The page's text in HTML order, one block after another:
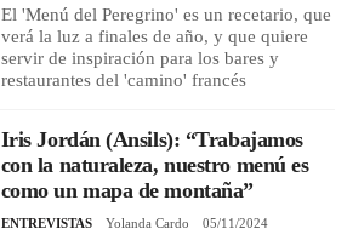
El 'Menú del Peregrino' es un recetario, que
verá la luz a finales de año, y que quiere
servir de inspiración para los bares y
restaurantes del 'camino' francés
Iris Jordán (Ansils): “Trabajamos
con la naturaleza, nuestro menú es
como un mapa de montaña”
ENTREVISTAS Yolanda Cardo 05/11/2024